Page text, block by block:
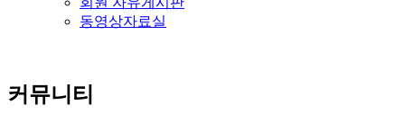
동영상자료실
커뮤니티